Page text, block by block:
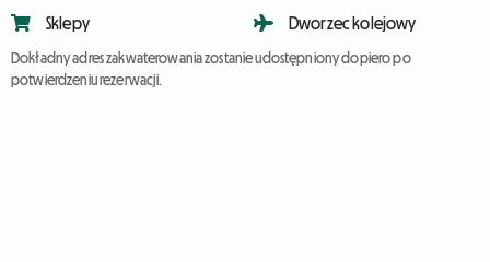
Sklepy
Dworzec kolejowy
Dokładny adres zakwaterowania zostanie udostępniony dopiero po
potwierdzeniu rezerwacji.